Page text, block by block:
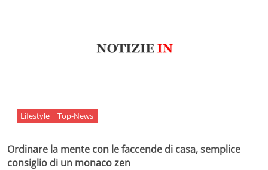
Lifestyle Top-News
Ordinare la mente con le faccende di casa, semplice
consiglio di un monaco zen